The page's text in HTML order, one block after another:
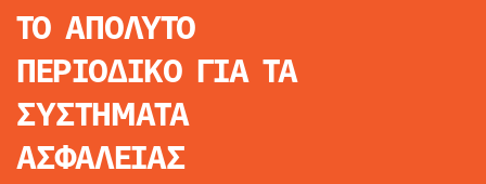
ΤΟ ΑΠΟΛΥΤΟ
ΠΕΡΙΟΔΙΚΟ ΓΙΑ ΤΑ
ΣΥΣΤΗΜΑΤΑ
ΑΣΦΑΛΕΙΑΣ